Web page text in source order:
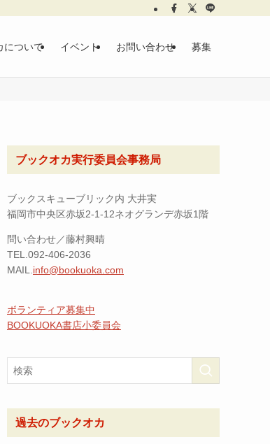
について イベント お問い合わせ 募集
ブックオカ実行委員会事務局
ブックスキューブリック内 大井実
福岡市中央区赤坂2-1-12ネオグランデ赤坂1階
問い合わせ／藤村興晴
TEL.092-406-2036
MAIL. info@bookuoka.com
ボランティア募集中
BOOKUOKA書店小委員会
過去のブックオカ